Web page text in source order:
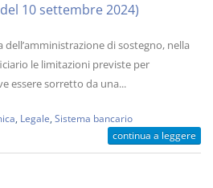
10 settembre 2024)
di sostegno, nella
le limitazioni previste per
essere sorretto da una...
Legale Sistema bancario
continua a leggere